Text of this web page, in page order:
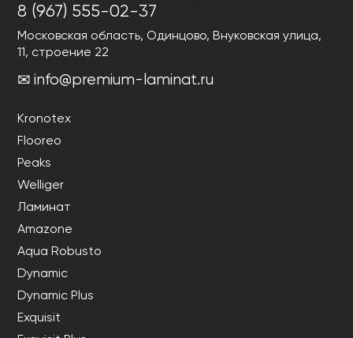
8 (967) 555-02-37
Московская область, Одинцово, Внуковская улица,
11, строение 22
info@premium-laminat.ru
Kronotex
Flooreo
Peaks
Welliger
Ламинат
Amazone
Aqua Robusto
Dynamic
Dynamic Plus
Exquisit